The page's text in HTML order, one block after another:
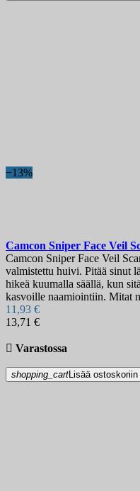
−13%
Camcon Sniper Face Veil
Camcon Sniper Face Veil
valmistettu huivi. Pitää sinut
hikeä kuumalla säällä, kun
kasvoille naamiointiin. Mitat
11,93 €
13,71 €
 Varastossa
shopping_cartLisää ostoskoriin